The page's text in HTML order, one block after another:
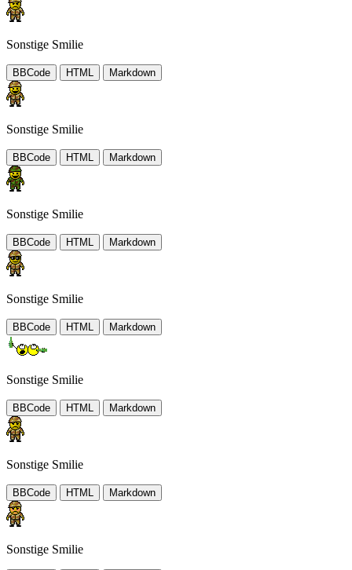
Sonstige Smilie
BBCode HTML Markdown
Sonstige Smilie
BBCode HTML Markdown
Sonstige Smilie
BBCode HTML Markdown
Sonstige Smilie
BBCode HTML Markdown
Sonstige Smilie
BBCode HTML Markdown
Sonstige Smilie
BBCode HTML Markdown
Sonstige Smilie